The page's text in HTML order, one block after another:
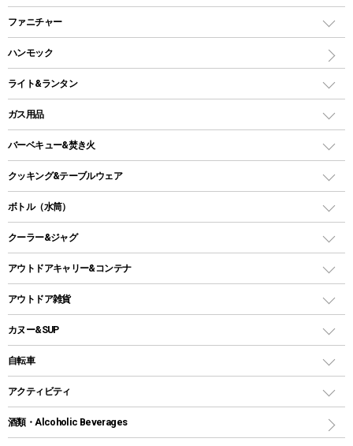
ツールームテント
ワンポールテント
シェルターテント
ロッジ型・オリジナルテント
タープ
スクエアタープ（レクタタープ）
メッシュタープ
自立式タープ
パラソル
テントアクセサリー
ペグ
グランドシート
ガイドロープ
ツール
インナーシュラフ
キャンピングベッド・コット
インフレータブルマット
ファニチャー
アウトドアテーブル
レジャーシート
ハンモック
ライト&ランタン
LEDランタン
ガスランタン
オイルランタン
LEDライト
ヘッドライト
キャンドル
ガス用品
ガスバーナー
ガス缶
ガストーチ、ライター
バーベキュー&焚き火
バーベキューコンロ、グリル
焚き火台タイプ（ロースタイル）グリル
卓上タイプグリル
パーティータイプグリル
鉄板、アミ
焚き火台&ストーブ
火起こし
バーベキューツール
クッキング&テーブルウェア
ダッチオーブン
ホットサンドメーカー
クッカーセット
シェラカップ
クッキングツール
ナイフ
ボトル（水筒）
ステンレスボトル
コップ付きタイプ
ワンタッチタイプ
プラスチックボトル
ディズニーボトル
クーラー&ジャグ
クーラーボックス
クーラーバッグ
ウォータージャグ
保冷剤
アウトドアキャリー&コンテナ
アウトドアキャリー
アウトドア雑貨
バックパック&バッグ
リュック、バックパック
トートバッグ、サコッシュ
ショッピングキャリー
カヌー&SUP
インフレータブル
カヤック
自転車
折りたたみ自転車
スポーツサイクル
シティサイクル
アクティビティ
マリン
酒類・Alcoholic Beverages